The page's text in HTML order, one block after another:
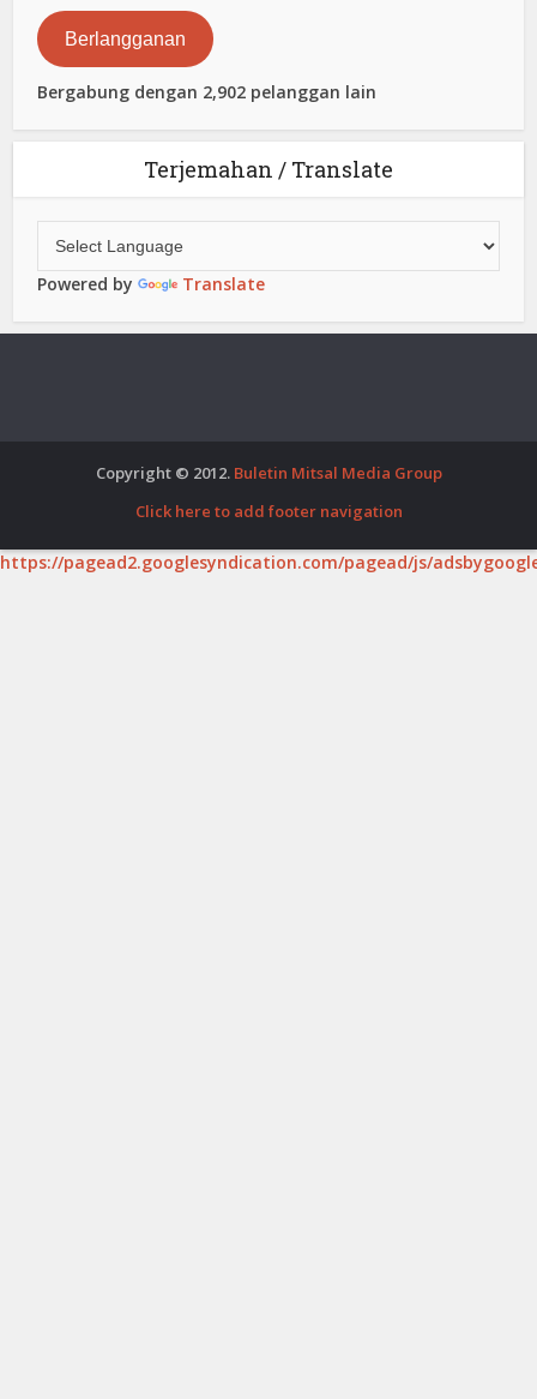
Elektronik
Berlangganan
Bergabung dengan 2,902 pelanggan lain
Terjemahan / Translate
Powered by Translate
Copyright © 2012. Buletin Mitsal Media Group
Click here to add footer navigation
https://pagead2.googlesyndication.com/pagead/js/